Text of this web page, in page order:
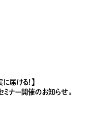
届ける！】
ナー開催のお知らせ。